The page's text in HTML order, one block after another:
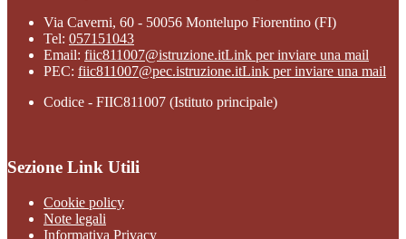
Via Caverni, 60 - 50056 Montelupo Fiorentino (FI)
Tel: 057151043
Email: fiic811007@istruzione.itLink per inviare una mail
PEC: fiic811007@pec.istruzione.itLink per inviare una mail
Codice - FIIC811007 (Istituto principale)
Sezione Link Utili
Cookie policy
Note legali
Informativa Privacy